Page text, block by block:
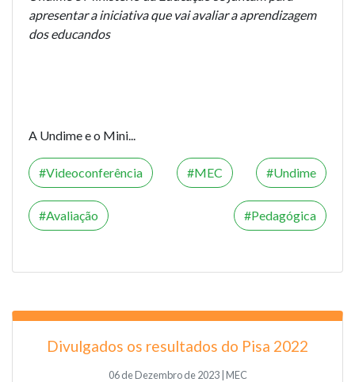
apresentar a iniciativa que vai avaliar a aprendizagem
dos educandos
A Undime e o Mini...
Videoconferência MEC Undime
Avaliação Pedagógica
Divulgados os resultados do Pisa 2022
06 de Dezembro de 2023 | MEC